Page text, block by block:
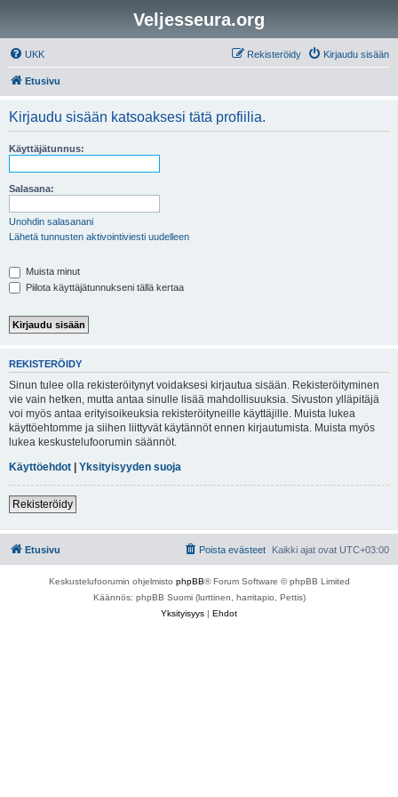
Veljesseura.org
UKK Kirjaudu sisään
Rekisteröidy
Etusivu
Kirjaudu sisään katsoaksesi tätä profiilia.
Käyttäjätunnus:
Salasana:
Unohdin salasanani
Lähetä tunnusten aktivointiviesti uudelleen
Muista minut
Piilota käyttäjätunnukseni tällä kertaa
REKISTERÖIDY
Sinun tulee olla rekisteröitynyt voidaksesi kirjautua sisään. Rekisteröityminen
vie vain hetken, mutta antaa sinulle lisää mahdollisuuksia. Sivuston ylläpitäjä
voi myös antaa erityisoikeuksia rekisteröityneille käyttäjille. Muista lukea
käyttöehtomme ja siihen liittyvät käytännöt ennen kirjautumista. Muista myös
lukea keskustelufoorumin säännöt.
Käyttöehdot | Yksityisyyden suoja
Rekisteröidy
Etusivu Kaikki ajat ovat UTC+03:00
Poista evästeet
Keskustelufoorumin ohjelmisto phpBB® Forum Software © phpBB Limited
Käännös: phpBB Suomi (lurttinen, harritapio, Pettis)
Yksityisyys | Ehdot